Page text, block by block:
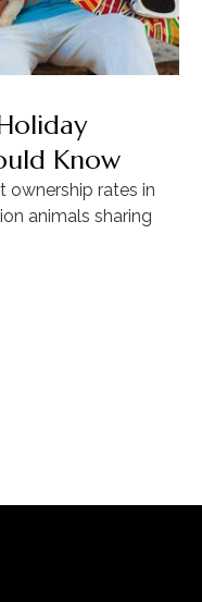
Know
ownership rates in
animals sharing